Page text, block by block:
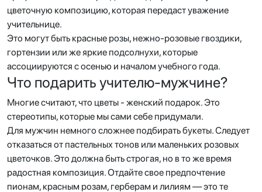
цветочную композицию, которая передаст уважение
учительнице.
Это могут быть красные розы, нежно-розовые гвоздики,
гортензии или же яркие подсолнухи, которые
ассоциируются с осенью и началом учебного года.
Что подарить учителю-мужчине?
Многие считают, что цветы - женский подарок. Это
стереотипы, которые мы сами себе придумали.
Для мужчин немного сложнее подбирать букеты. Следует
отказаться от пастельных тонов или маленьких розовых
цветочков. Это должна быть строгая, но в то же время
радостная композиция. Отдайте свое предпочтение
пионам, красным розам, герберам и лилиям — это те